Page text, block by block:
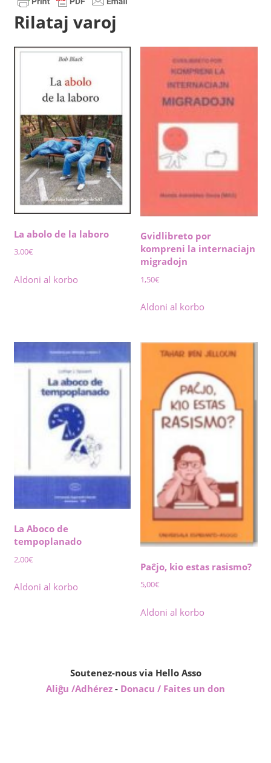
Rilataj varoj
La abolo de la laboro
3,00€
Aldoni al korbo
Gvidlibreto por
kompreni la internaciajn
migradojn
1,50€
Aldoni al korbo
La Aboco de
tempoplanado
2,00€
Aldoni al korbo
Paĉjo, kio estas rasismo?
5,00€
Aldoni al korbo
Soutenez-nous via Hello Asso
Aliĝu /Adhérez - Donacu / Faites un don